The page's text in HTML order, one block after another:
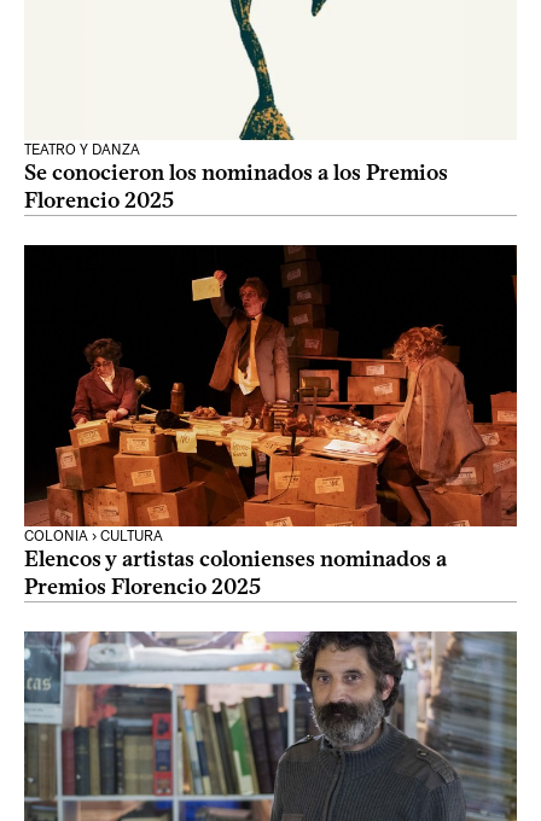
TEATRO Y DANZA
Se conocieron los nominados a los Premios
Florencio 2025
COLONIA › CULTURA
Elencos y artistas colonienses nominados a
Premios Florencio 2025